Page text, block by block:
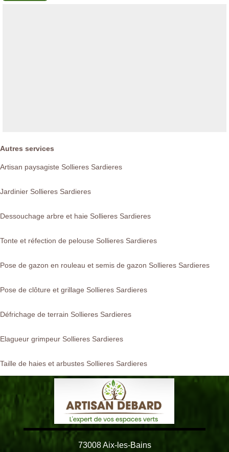
Autres services
Artisan paysagiste Sollieres Sardieres
Jardinier Sollieres Sardieres
Dessouchage arbre et haie Sollieres Sardieres
Tonte et réfection de pelouse Sollieres Sardieres
Pose de gazon en rouleau et semis de gazon Sollieres Sardieres
Pose de clôture et grillage Sollieres Sardieres
Défrichage de terrain Sollieres Sardieres
Elagueur grimpeur Sollieres Sardieres
Taille de haies et arbustes Sollieres Sardieres
73008 Aix-les-Bains